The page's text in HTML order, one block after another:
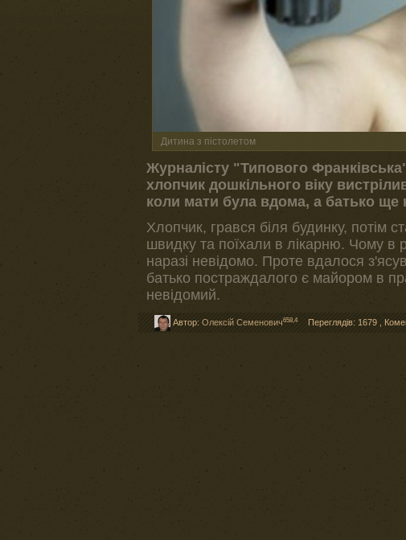
Дитина з пістолетом
Журналісту "Типового
хлопчик дошкільного віку
коли мати була вдома, а батько ще
Хлопчик, грався біля будинку, потім
швидку та поїхали в лікарню. Чому в
наразі невідомо. Проте вдалося
батько постраждалого є майором в
невідомий.
Автор: Олексій Семенович658,4 Переглядів: 1679